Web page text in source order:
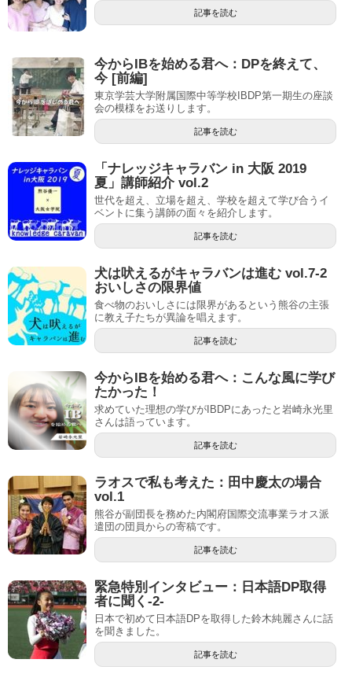
記事を読む
今からIBを始める君へ：DPを終えて、
今 [前編]
東京学芸大学附属国際中等学校IBDP第一期生の座談
会の模様をお送りします。
記事を読む
「ナレッジキャラバン in 大阪 2019
夏」講師紹介 vol.2
世代を超え、立場を超え、学校を超えて学び合うイ
ベントに集う講師の面々を紹介します。
記事を読む
犬は吠えるがキャラバンは進む vol.7-2
おいしさの限界値
食べ物のおいしさには限界があるという熊谷の主張
に教え子たちが異論を唱えます。
記事を読む
今からIBを始める君へ：こんな風に学び
たかった！
求めていた理想の学びがIBDPにあったと岩崎永光里
さんは語っています。
記事を読む
ラオスで私も考えた：田中慶太の場合
vol.1
熊谷が副団長を務めた内閣府国際交流事業ラオス派
遣団の団員からの寄稿です。
記事を読む
緊急特別インタビュー：日本語DP取得
者に聞く-2-
日本で初めて日本語DPを取得した鈴木純麗さんに話
を聞きました。
記事を読む